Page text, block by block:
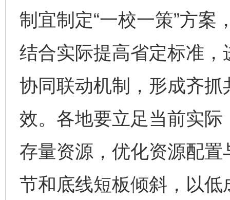
制宜制定“一校一策”方案
结合实际提高省定标准
协同联动机制，形成齐
效。各地要立足当前实
存量资源，优化资源配
节和底线短板倾斜，以